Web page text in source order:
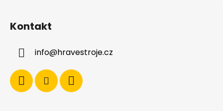
c
í
Kontakt
info@hravestroje.cz